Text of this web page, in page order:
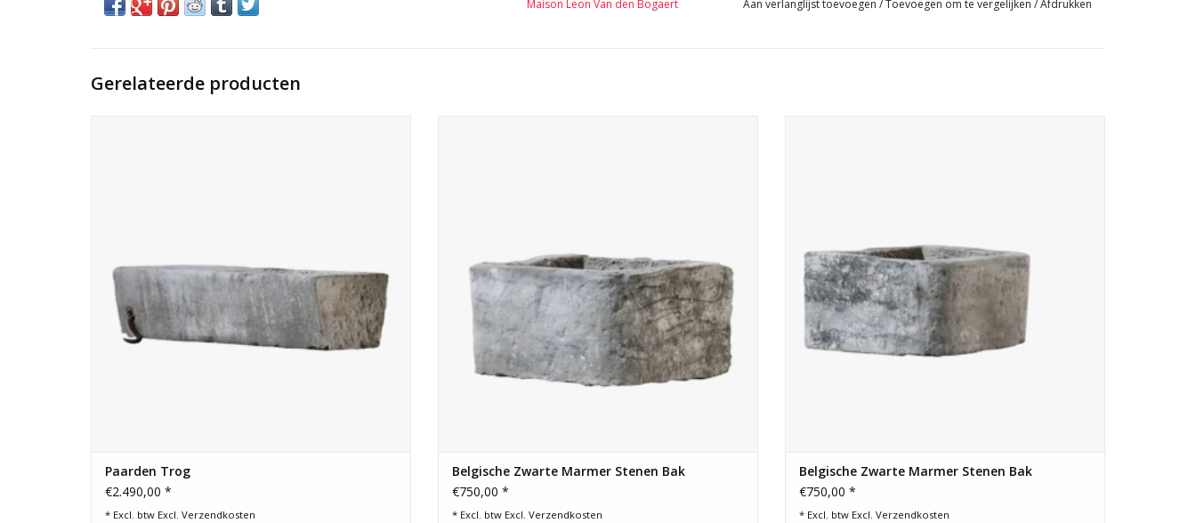
Maison Leon Van den Bogaert Aan verlanglijst toevoegen /Toevoegen om te vergelijken /Afdrukken
Gerelateerde producten
Paarden Trog
€2.490,00 *
* Excl. btw Excl. Verzendkosten
Belgische Zwarte Marmer Stenen Bak
€750,00 *
* Excl. btw Excl. Verzendkosten
Belgische Zwarte Marmer Stenen Bak
€750,00 *
* Excl. btw Excl. Verzendkosten